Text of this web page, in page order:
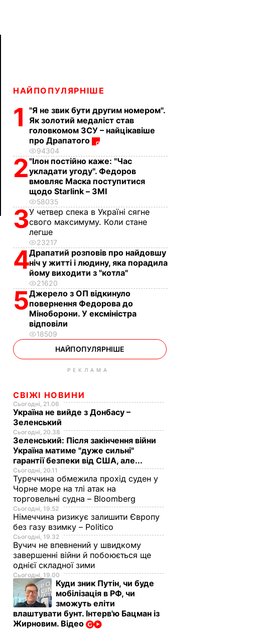
НАЙПОПУЛЯРНІШЕ
1
"Я не звик бути другим номером".
Як золотий медаліст став
головкомом ЗСУ – найцікавіше
про Драпатого
94304
2"Ілон постійно каже: "Час
укладати угоду". Федоров
вмовляє Маска поступитися
щодо Starlink – ЗМІ
58035
3У четвер спека в Україні сягне
свого максимуму. Коли стане
легше
23217
4Драпатий розповів про найдовшу
ніч у житті і людину, яка порадила
йому виходити з "котла"
21620
5Джерело з ОП відкинуло
повернення Федорова до
Міноборони. У ексміністра
відповіли
18509
НАЙПОПУЛЯРНІШЕ
РЕКЛАМА
СВІЖІ НОВИНИ
Сьогодні, 21.06
Україна не вийде з Донбасу –
Зеленський
Сьогодні, 20.38
Зеленський: Після закінчення війни
Україна матиме "дуже сильні"
гарантії безпеки від США, але...
Сьогодні, 20.11
Туреччина обмежила прохід суден у
Чорне море на тлі атак на
торговельні судна – Bloomberg
Сьогодні, 19.52
Німеччина ризикує залишити Європу
без газу взимку – Politico
Сьогодні, 19.32
Вучич не впевнений у швидкому
завершенні війни й побоюється ще
однієї складної зими
Сьогодні, 19.00
Куди зник Путін, чи буде
мобілізація в РФ, чи
зможуть еліти
влаштувати бунт. Інтерв'ю Бацман із
Жирновим. Відео